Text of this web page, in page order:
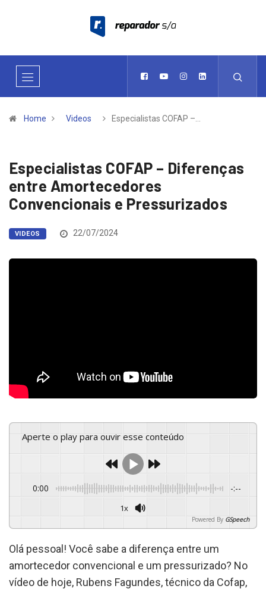
Home Videos Especialistas COFAP –…
Especialistas COFAP – Diferenças
entre Amortecedores
Convencionais e Pressurizados
VIDEOS 22/07/2024
Aperte o play para ouvir esse conteúdo
0:00 -:--
1x
Powered By GSpeech
Olá pessoal! Você sabe a diferença entre um
amortecedor convencional e um pressurizado? No
vídeo de hoje, Rubens Fagundes, técnico da Cofap,